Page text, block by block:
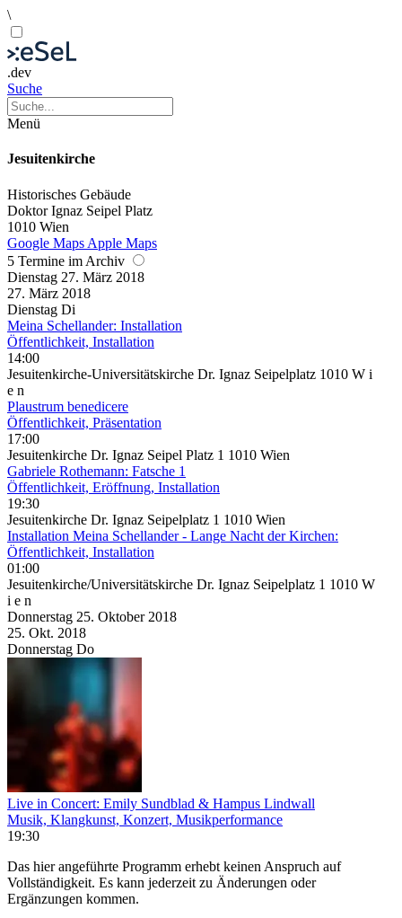
\
.dev
Suche
Menü
Jesuitenkirche
Historisches Gebäude
Doktor Ignaz Seipel Platz
1010 Wien
Google Maps Apple Maps
5 Termine im Archiv
Dienstag 27. März 2018
27. März 2018
Dienstag Di
Meina Schellander: Installation
Öffentlichkeit, Installation
14:00
Jesuitenkirche-Universitätskirche Dr. Ignaz Seipelplatz 1010 W i
e n
Plaustrum benedicere
Öffentlichkeit, Präsentation
17:00
Jesuitenkirche Dr. Ignaz Seipel Platz 1 1010 Wien
Gabriele Rothemann: Fatsche 1
Öffentlichkeit, Eröffnung, Installation
19:30
Jesuitenkirche Dr. Ignaz Seipelplatz 1 1010 Wien
Installation Meina Schellander - Lange Nacht der Kirchen:
Öffentlichkeit, Installation
01:00
Jesuitenkirche/Universitätskirche Dr. Ignaz Seipelplatz 1 1010 W
i e n
Donnerstag 25. Oktober 2018
25. Okt. 2018
Donnerstag Do
Live in Concert: Emily Sundblad & Hampus Lindwall
Musik, Klangkunst, Konzert, Musikperformance
19:30
Das hier angeführte Programm erhebt keinen Anspruch auf
Vollständigkeit. Es kann jederzeit zu Änderungen oder
Ergänzungen kommen.